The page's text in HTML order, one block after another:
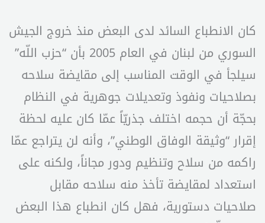
كان الانطباع السائد لدى البعض منذ خروج الجيش
السوري من لبنان في العام 2005 بأن “حزب اللّه”
سيلجأ في الوقت المناسب إلى مقايضة سلاحه
بصلاحيات ونفوذ وتعديلات جوهرية في النظام
بحجّة أن حجمه اختلف جذريّاً عمّا كان عليه لحظة
إقرار “وثيقة الوفاق الوطني”، وأنه لن يتراجع عمّا
راكمه من سلاح وتنظيم ودور مجاناً، ولكنه على
استعداد لمقايضة تأخذ منه سلاحه مقابل
صلاحيات دستورية، فهل كان انطباع هذا البعض